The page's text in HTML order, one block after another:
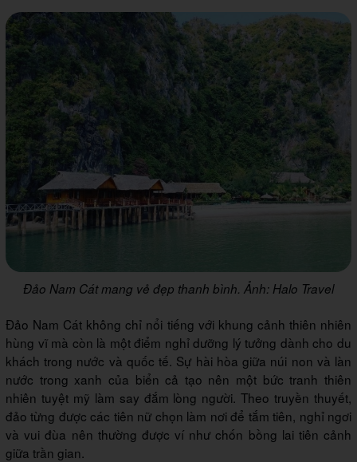
Đảo Nam Cát mang vẻ đẹp thanh bình. Ảnh: Halo Travel
Đảo Nam Cát không chỉ nổi tiếng với khung cảnh thiên nhiên
hùng vĩ mà còn là một điểm nghỉ dưỡng lý tưởng dành cho du
khách trong nước và quốc tế. Sự hài hòa giữa núi non và làn
nước trong xanh của biển cả tạo nên một bức tranh thiên
nhiên tuyệt mỹ làm say đắm lòng người. Theo truyền thuyết,
đảo từng được các tiên nữ chọn làm nơi để tắm tiên, nghỉ ngơi
và vui đùa nên thường được ví như chốn bồng lai tiên cảnh
giữa trần gian.